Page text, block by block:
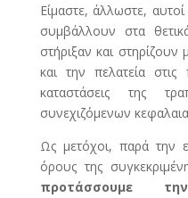
Είμαστε, άλλωστε,
συμβάλλουν στα
στήριξαν και
και την πελατεία
καταστάσεις της
συνεχιζόμενων
Ως μετόχοι, παρά την
όρους της
προτάσσουμε